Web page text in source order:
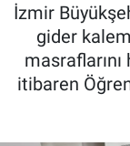
İzmir
gider
itibaren